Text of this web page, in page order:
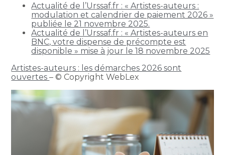
Actualité de l’Urssaf.fr : « Artistes-auteurs :
modulation et calendrier de paiement 2026 »
publiée le 21 novembre 2025.
Actualité de l’Urssaf.fr : « Artistes-auteurs en
BNC, votre dispense de précompte est
disponible » mise à jour le 18 novembre 2025
Artistes-auteurs : les démarches 2026 sont
ouvertes– © Copyright WebLex